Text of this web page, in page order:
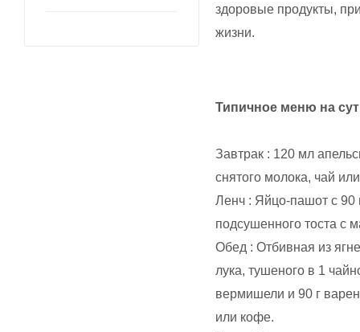
здоровые продукты,
жизни.
Типичное меню на
Завтрак : 120 мл
снятого молока, чай
Ленч : Яйцо-пашот с 90
подсушенного тоста с
Обед : Отбивная из
лука, тушеного в 1
вермишели и 90 г
или кофе.